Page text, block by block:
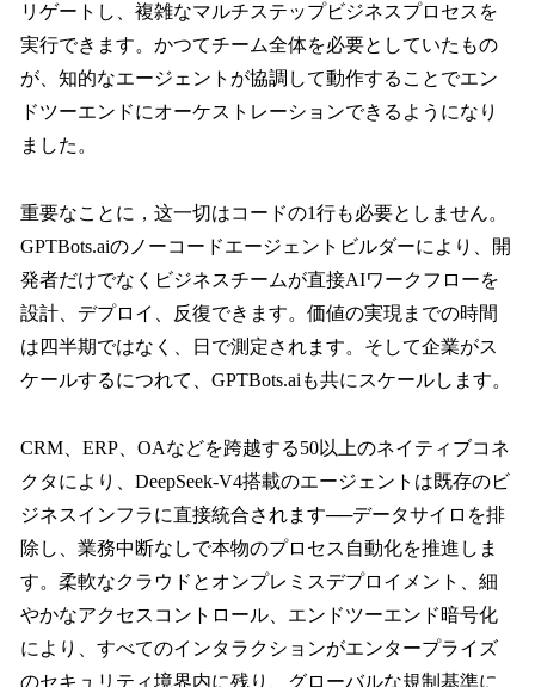
リゲートし、複雑なマルチステップビジネスプロセスを
実行できます。かつてチーム全体を必要としていたもの
が、知的なエージェントが協調して動作することでエン
ドツーエンドにオーケストレーションできるようになり
ました。
重要なことに，这一切はコードの1行も必要としません。
GPTBots.aiのノーコードエージェントビルダーにより、開
発者だけでなくビジネスチームが直接AIワークフローを
設計、デプロイ、反復できます。価値の実現までの時間
は四半期ではなく、日で測定されます。そして企業がス
ケールするにつれて、GPTBots.aiも共にスケールします。
CRM、ERP、OAなどを跨越する50以上のネイティブコネ
クタにより、DeepSeek-V4搭載のエージェントは既存のビ
ジネスインフラに直接統合されます──データサイロを排
除し、業務中断なしで本物のプロセス自動化を推進しま
す。柔軟なクラウドとオンプレミスデプロイメント、細
やかなアクセスコントロール、エンドツーエンド暗号化
により、すべてのインタラクションがエンタープライズ
のセキュリティ境界内に残り、グローバルな規制基準に